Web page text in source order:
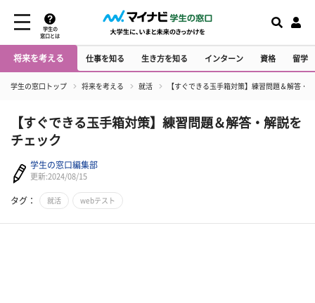
学生の
窓口とは
将来を考える 仕事を知る 生き方を知る インターン 資格 留学
学生の窓口トップ 将来を考える 就活 【すぐできる玉手箱対策】練習問題＆解答・
【すぐできる玉手箱対策】練習問題＆解答・解説を
チェック
学生の窓口編集部
更新:2024/08/15
タグ： 就活 webテスト